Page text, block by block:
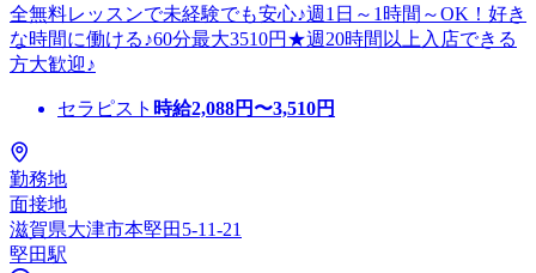
全無料レッスンで未経験でも安心♪週1日～1時間～OK！好き
な時間に働ける♪60分最大3510円★週20時間以上入店できる
方大歓迎♪
セラピスト 時給2,088円〜3,510円
勤務地
面接地
滋賀県大津市本堅田5-11-21
堅田駅